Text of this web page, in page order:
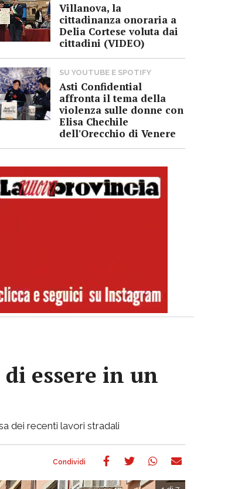
Villanova, la
cittadinanza onoraria a
Delia Cortese voluta dai
cittadini (VIDEO)
SU YOUTUBE E SPOTIFY
Asti Confidential
affronta il tema della
violenza sulle donne con
Elisa Chechile
dell'Orecchio di Venere
essere in un
dei recenti lavori stradali